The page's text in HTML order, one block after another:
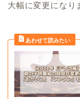
大幅に変更になり